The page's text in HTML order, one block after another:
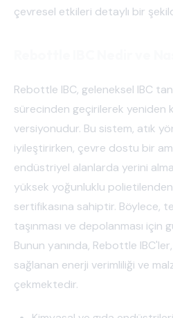
çevresel etkileri detaylı bir
Rebottle IBC, geleneksel IBC
sürecinden geçirilerek yeniden
versiyonudur. Bu sistem, atık
iyileştirirken, çevre dostu bir
endüstriyel alanlarda yerini
yüksek yoğunluklu polietilenden
sertifikasına sahiptir. Böylece,
taşınması ve depolanması için
Bunun yanında, Rebottle
sağlanan enerji verimliliği ve
çekmektedir.